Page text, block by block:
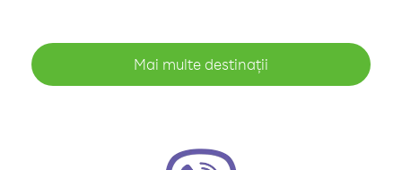
Mai multe destinații